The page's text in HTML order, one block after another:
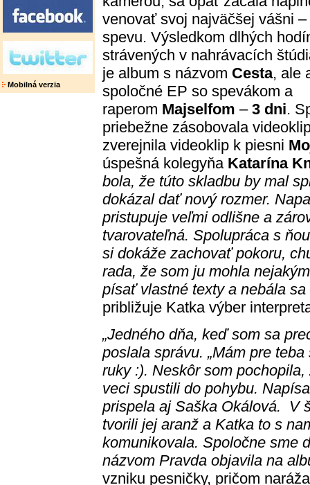
Mobilná verzia
venovať svoj najväčšej vášni –
spevu. Výsledkom dlhých
strávených v nahrávacích
je album s názvom Cesta, ale
spoločné EP so spevákom a
raperom Majselfom – 3 dni.
priebežne zásobovala
zverejnila videoklip k piesni
úspešná kolegyňa Katarína
bola, že túto skladbu by mal
dokázal dať nový rozmer.
pristupuje veľmi odlišne a
tvarovateľná. Spolupráca s
si dokáže zachovať pokoru,
rada, že som ju mohla
písať vlastné texty a nebála
približuje Katka výber
„Jedného dňa, keď som sa
poslala správu. „Mám pre
ruky :). Neskôr som
veci spustili do pohybu.
prispela aj Saška Okálová. V
tvorili jej aranž a Katka to s
komunikovala. Spoločne sme
názvom Pravda objavila na
vzniku pesničky, pričom